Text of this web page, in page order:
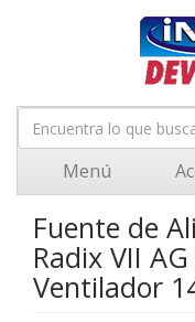
Menú
Fuente de
Radix VII
Ventilador